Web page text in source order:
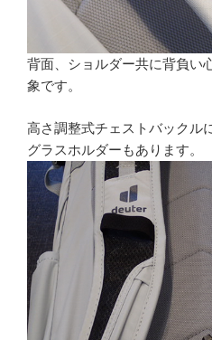
背面、ショルダー共に背負い
象です。
高さ調整式チェストバックル
グラスホルダーもあります。